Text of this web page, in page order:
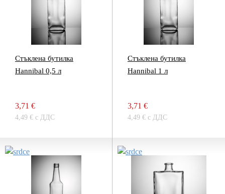
Стъклена бутилка
Hannibal 0,5 л
3,71 €
4,49 € с ДДС
Стъклена бутилка
Hannibal 1 л
3,71 €
4,49 € с ДДС